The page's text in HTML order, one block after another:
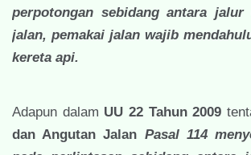
perpotongan sebidang antara
jalan, pemakai jalan wajib
kereta api.
Adapun dalam UU 22 Tahun 2009
dan Angutan Jalan Pasal 114